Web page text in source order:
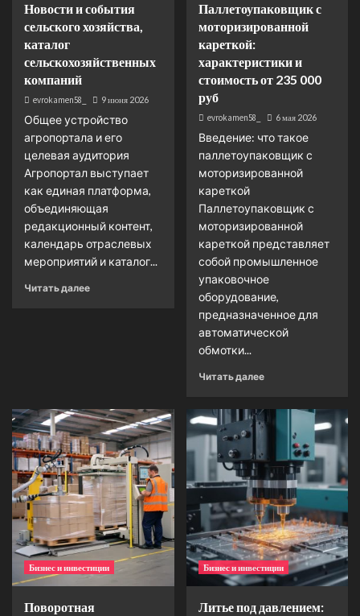
Новости и события
сельского хозяйства,
каталог
сельскохозяйственных
компаний
evrokamen58_ 9 июня 2026
Общее устройство
агропортала и его
целевая аудитория
Агропортал выступает
как единая платформа,
объединяющая
редакционный контент,
календарь отраслевых
мероприятий и каталог...
Читать далее
Паллетоупаковщик с
моторизированной
кареткой:
характеристики и
стоимость от 235 000
руб
evrokamen58_ 6 мая 2026
Введение: что такое
паллетоупаковщик с
моторизированной
кареткой
Паллетоупаковщик с
моторизированной
кареткой представляет
собой промышленное
упаковочное
оборудование,
предназначенное для
автоматической
обмотки...
Читать далее
Бизнес и инвестиции
Поворотная
Бизнес и инвестиции
Литье под давлением: